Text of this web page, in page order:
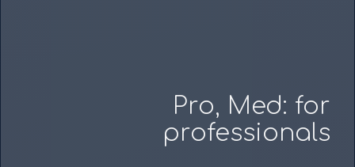
Pro, Med: for
professionals